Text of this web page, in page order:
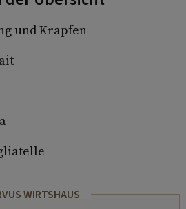
und Krapfen
WIRTSHAUS